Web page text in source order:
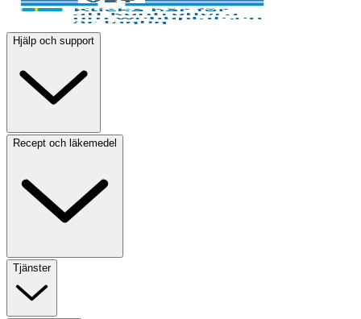
Hjälp och support
Recept och läkemedel
Tjänster